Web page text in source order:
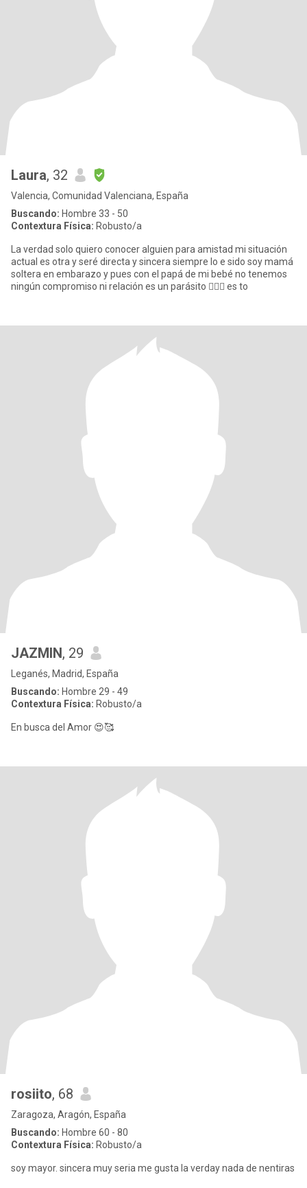
Laura, 32
Valencia, Comunidad Valenciana, España
Buscando: Hombre 33 - 50
Contextura Física: Robusto/a
La verdad solo quiero conocer alguien para amistad mi situación
actual es otra y seré directa y sincera siempre lo e sido soy mamá
soltera en embarazo y pues con el papá de mi bebé no tenemos
ningún compromiso ni relación es un parásito 🤦🏻‍♀️ es to
JAZMIN, 29
Leganés, Madrid, España
Buscando: Hombre 29 - 49
Contextura Física: Robusto/a
En busca del Amor 😍🥰
rosiito, 68
Zaragoza, Aragón, España
Buscando: Hombre 60 - 80
Contextura Física: Robusto/a
soy mayor. sincera muy seria me gusta la verday nada de nentiras